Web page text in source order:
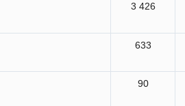
3 426
633
90